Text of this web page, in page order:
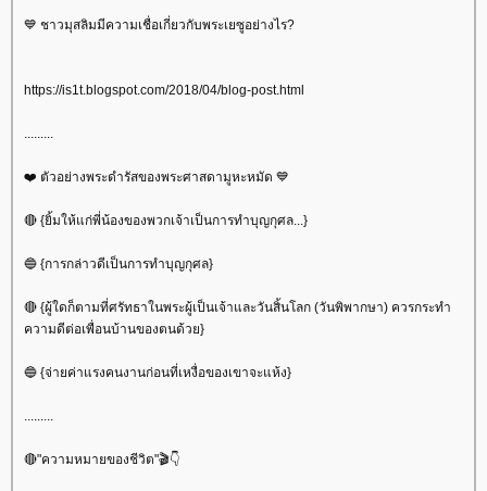
💙 ชาวมุสลิมมีความเชื่อเกี่ยวกับพระเยซูอย่างไร?
https://is1t.blogspot.com/2018/04/blog-post.html
❤️ ตัวอย่างพระดำรัสของพระศาสดามูหะหมัด 💙
🔴 {ยิ้มให้แก่พี่น้องของพวกเจ้าเป็นการทำบุญกุศล...}
🔵 {การกล่าวดีเป็นการทำบุญกุศล}
🔴 {ผู้ใดก็ตามที่ศรัทธาในพระผู้เป็นเจ้าและวันสิ้นโลก (วันพิพากษา) ควรกระทำ
ความดีต่อเพื่อนบ้านของตนด้วย}
🔵 {จ่ายค่าแรงคนงานก่อนที่เหงื่อของเขาจะแห้ง}
🔴"ความหมายของชีวิต"🎬👇